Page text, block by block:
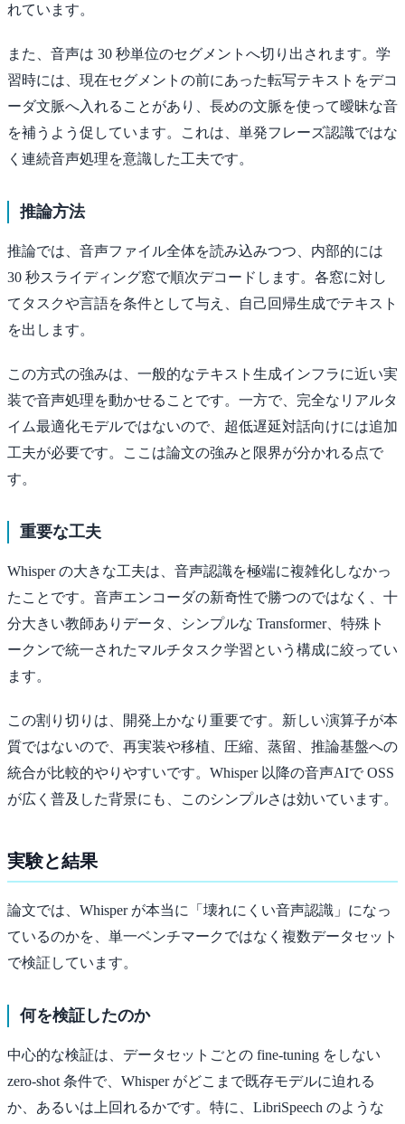
れています。
また、音声は 30 秒単位のセグメントへ切り出されます。学
習時には、現在セグメントの前にあった転写テキストをデコ
ーダ文脈へ入れることがあり、長めの文脈を使って曖昧な音
を補うよう促しています。これは、単発フレーズ認識ではな
く連続音声処理を意識した工夫です。
推論方法
推論では、音声ファイル全体を読み込みつつ、内部的には
30 秒スライディング窓で順次デコードします。各窓に対し
てタスクや言語を条件として与え、自己回帰生成でテキスト
を出します。
この方式の強みは、一般的なテキスト生成インフラに近い実
装で音声処理を動かせることです。一方で、完全なリアルタ
イム最適化モデルではないので、超低遅延対話向けには追加
工夫が必要です。ここは論文の強みと限界が分かれる点で
す。
重要な工夫
Whisper の大きな工夫は、音声認識を極端に複雑化しなかっ
たことです。音声エンコーダの新奇性で勝つのではなく、十
分大きい教師ありデータ、シンプルな Transformer、特殊ト
ークンで統一されたマルチタスク学習という構成に絞ってい
ます。
この割り切りは、開発上かなり重要です。新しい演算子が本
質ではないので、再実装や移植、圧縮、蒸留、推論基盤への
統合が比較的やりやすいです。Whisper 以降の音声AIで OSS
が広く普及した背景にも、このシンプルさは効いています。
実験と結果
論文では、Whisper が本当に「壊れにくい音声認識」になっ
ているのかを、単一ベンチマークではなく複数データセット
で検証しています。
何を検証したのか
中心的な検証は、データセットごとの fine-tuning をしない
zero-shot 条件で、Whisper がどこまで既存モデルに迫れる
か、あるいは上回れるかです。特に、LibriSpeech のような